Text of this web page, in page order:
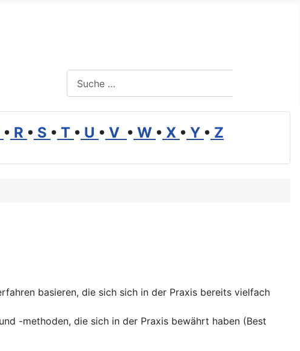
• R • S • T • U • V • W • X • Y • Z
basieren, die sich sich in der Praxis bereits vielfach
und -methoden, die sich in der Praxis bewährt haben (Best